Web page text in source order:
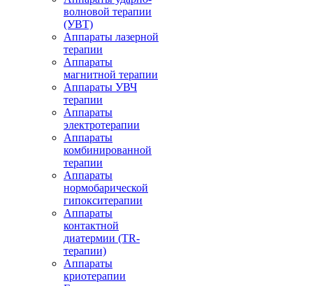
волновой терапии
(УВТ)
Аппараты лазерной
терапии
Аппараты
магнитной терапии
Аппараты УВЧ
терапии
Аппараты
электротерапии
Аппараты
комбинированной
терапии
Аппараты
нормобарической
гипокситерапии
Аппараты
контактной
диатермии (TR-
терапии)
Аппараты
криотерапии